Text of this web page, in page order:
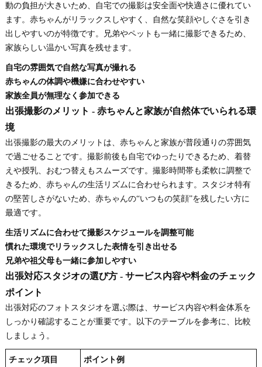
動の負担が大きいため、自宅での撮影は安全面や快適さに優れてい
ます。赤ちゃんがリラックスしやすく、自然な笑顔やしぐさを引き
出しやすいのが特徴です。兄弟やペットも一緒に撮影できるため、
家族らしい温かい写真を残せます。
自宅の雰囲気で自然な写真が撮れる
赤ちゃんの体調や機嫌に合わせやすい
家族全員が無理なく参加できる
出張撮影のメリット - 赤ちゃんと家族が自然体でいられる環
境
出張撮影の最大のメリットは、赤ちゃんと家族が普段通りの雰囲気
で過ごせることです。撮影前後も自宅でゆったりできるため、着替
えや授乳、おむつ替えもスムーズです。撮影時間帯も柔軟に調整で
きるため、赤ちゃんの生活リズムに合わせられます。スタジオ特有
の堅苦しさがないため、赤ちゃんの“いつもの笑顔”を残したい方に
最適です。
生活リズムに合わせて撮影スケジュールを調整可能
慣れた環境でリラックスした表情を引き出せる
兄弟や祖父母も一緒に参加しやすい
出張対応スタジオの選び方 - サービス内容や料金のチェック
ポイント
出張対応のフォトスタジオを選ぶ際は、サービス内容や料金体系を
しっかり確認することが重要です。以下のテーブルを参考に、比較
しましょう。
チェック項目 ポイント例